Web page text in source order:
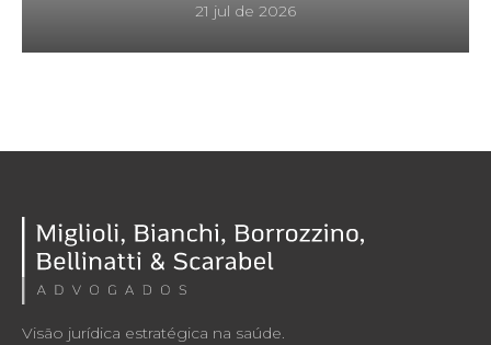
21 jul de 2026
Visão jurídica estratégica na saúde.